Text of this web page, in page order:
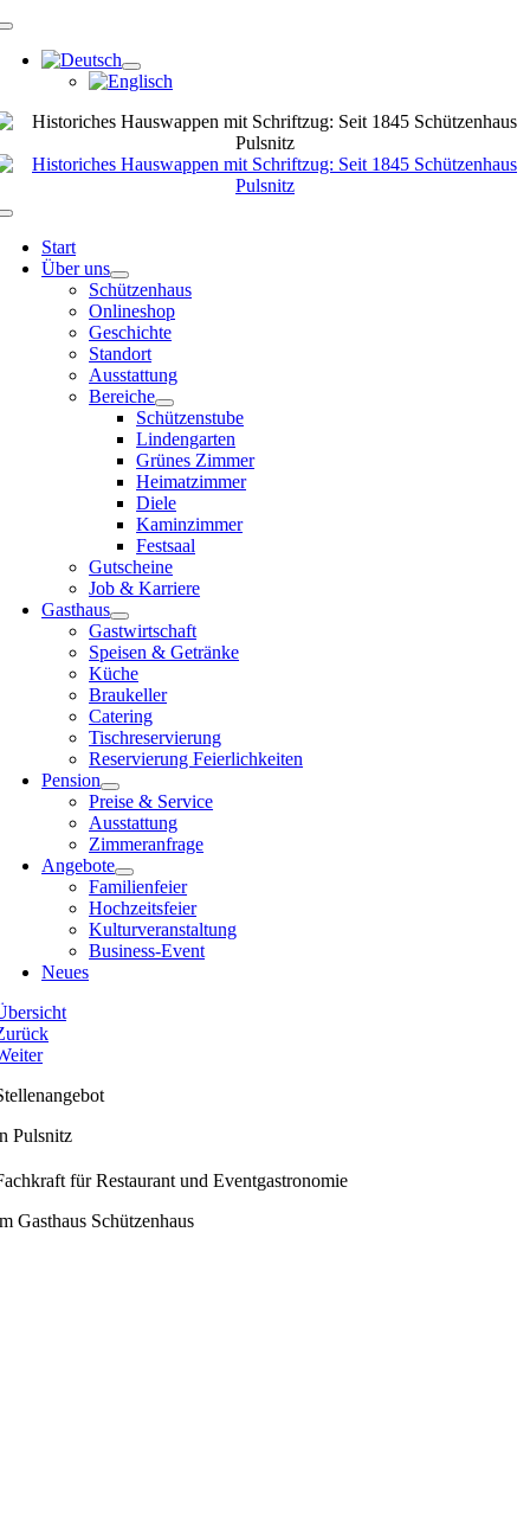
Zum
springen
Navigation
umschalten
Navigation
umschalten
Start
Über uns
Schützenhaus
Onlineshop
Geschichte
Standort
Ausstattung
Bereiche
Schützenstube
Lindengarten
Grünes Zimmer
Heimatzimmer
Diele
Kaminzimmer
Festsaal
Gutscheine
Job & Karriere
Gasthaus
Gastwirtschaft
Speisen & Getränke
Küche
Braukeller
Catering
Tischreservierung
Reservierung Feierlichkeiten
Pension
Preise & Service
Ausstattung
Zimmeranfrage
Angebote
Familienfeier
Hochzeitsfeier
Kulturveranstaltung
Business-Event
Neues
Pulsnitz
für Restaurant und Eventgastronomie
Gasthaus Schützenhaus